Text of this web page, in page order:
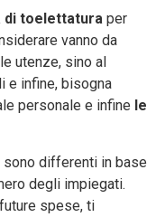
di toelettatura per
vanno da
utenze, sino al
e infine, bisogna
personale e infine le
sono differenti in base
degli impiegati.
spese, ti